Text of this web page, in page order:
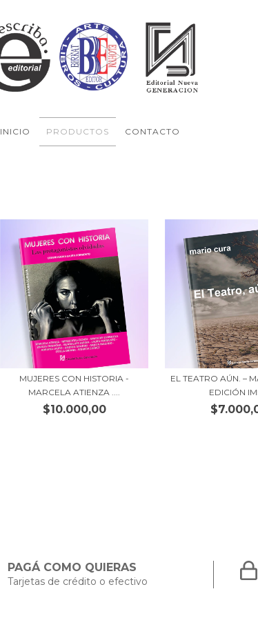
INICIO PRODUCTOS CONTACTO
MUJERES CON HISTORIA -
MARCELA ATIENZA ....
$10.000,00
EL TEATRO AÚN. –
EDICIÓN
PAGÁ COMO QUIERAS
Tarjetas de crédito o efectivo